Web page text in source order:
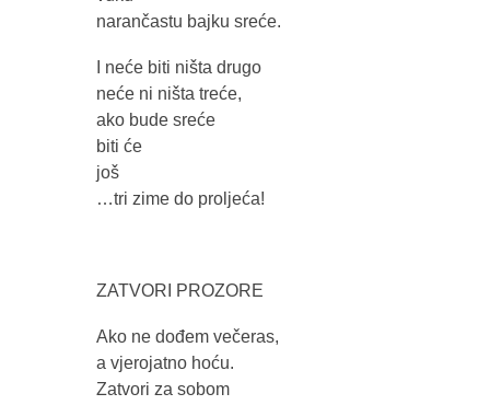
narančastu bajku sreće.
I neće biti ništa drugo
neće ni ništa treće,
ako bude sreće
biti će
još
…tri zime do proljeća!
ZATVORI PROZORE
Ako ne dođem večeras,
a vjerojatno hoću.
Zatvori za sobom